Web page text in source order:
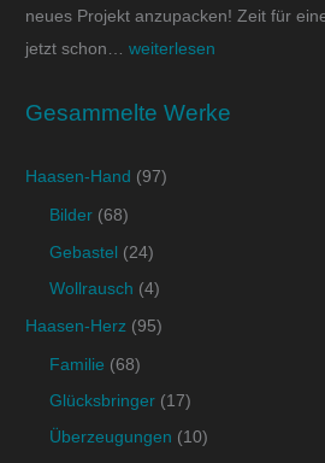
neues Projekt anzupacken! Zeit für
jetzt schon…weiterlesen
Gesammelte Werke
Haasen-Hand (97)
Bilder (68)
Gebastel (24)
Wollrausch (4)
Haasen-Herz (95)
Familie (68)
Glücksbringer (17)
Überzeugungen (10)